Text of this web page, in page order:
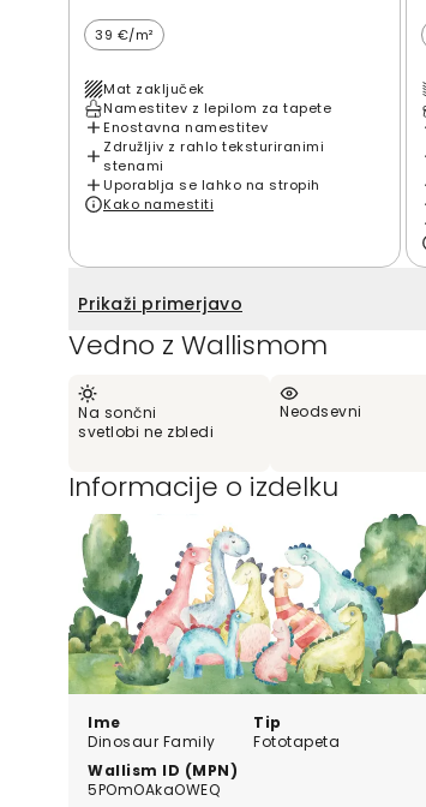
39 €/m²
Mat zaključek
Namestitev z lepilom za tapete
Enostavna namestitev
Združljiv z rahlo teksturiranimi
stenami
Uporablja se lahko na stropih
Kako namestiti
Prikaži primerjavo
Vedno z Wallismom
Na sončni
svetlobi ne zbledi
Neodsevni
Informacije o izdelku
Ime
Dinosaur Family
Tip
Fototapeta
Wallism ID (MPN)
5POmOAkaOWEQ